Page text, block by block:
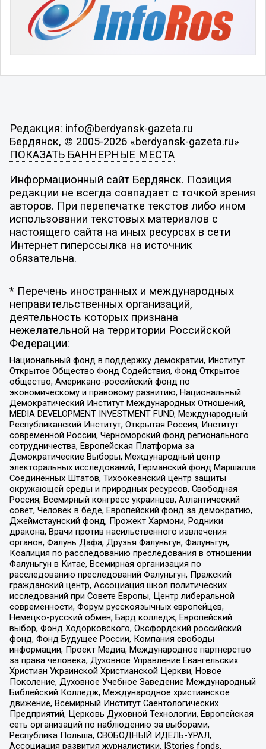
Редакция: info@berdyansk-gazeta.ru
Бердянск, © 2005-2026 «berdyansk-gazeta.ru»
ПОКАЗАТЬ БАННЕРНЫЕ МЕСТА
Информационный сайт Бердянск. Позиция
редакции не всегда совпадает с точкой зрения
авторов. При перепечатке текстов либо ином
использовании текстовых материалов с
настоящего сайта на иных ресурсах в сети
Интернет гиперссылка на источник
обязательна.
* Перечень иностранных и международных
неправительственных организаций,
деятельность которых признана
нежелательной на территории Российской
Федерации:
Национальный фонд в поддержку демократии, Институт
Открытое Общество Фонд Содействия, Фонд Открытое
общество, Американо-российский фонд по
экономическому и правовому развитию, Национальный
Демократический Институт Международных Отношений,
MEDIA DEVELOPMENT INVESTMENT FUND, Международный
Республиканский Институт, Открытая Россия, Институт
современной России, Черноморский фонд регионального
сотрудничества, Европейская Платформа за
Демократические Выборы, Международный центр
электоральных исследований, Германский фонд Маршалла
Соединенных Штатов, Тихоокеанский центр защиты
окружающей среды и природных ресурсов, Свободная
Россия, Всемирный конгресс украинцев, Атлантический
совет, Человек в беде, Европейский фонд за демократию,
Джеймстаунский фонд, Прожект Хармони, Родники
дракона, Врачи против насильственного извлечения
органов, Фалунь Дафа, Друзья Фалуньгун, Фалуньгун,
Коалиция по расследованию преследования в отношении
Фалуньгун в Китае, Всемирная организация по
расследованию преследований Фалуньгун, Пражский
гражданский центр, Ассоциация школ политических
исследований при Совете Европы, Центр либеральной
современности, Форум русскоязычных европейцев,
Немецко-русский обмен, Бард колледж, Европейский
выбор, Фонд Ходорковского, Оксфордский российский
фонд, Фонд Будущее России, Компания свободы
информации, Проект Медиа, Международное партнерство
за права человека, Духовное Управление Евангельских
Христиан Украинской Христианской Церкви, Новое
Поколение, Духовное Учебное Заведение Международный
Библейский Колледж, Международное христианское
движение, Всемирный Институт Саентологических
Предприятий, Церковь Духовной Технологии, Европейская
сеть организаций по наблюдению за выборами,
Республика Польша, СВОБОДНЫЙ ИДЕЛЬ-УРАЛ,
Ассоциация развития журналистики, IStories fonds,